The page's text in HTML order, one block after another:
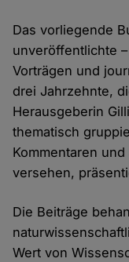
Das vorliegende
unveröffentlichte
Vorträgen und
drei Jahrzehnte,
Herausgeberin
thematisch
Kommentaren
versehen,
Die Beiträge
Wert von